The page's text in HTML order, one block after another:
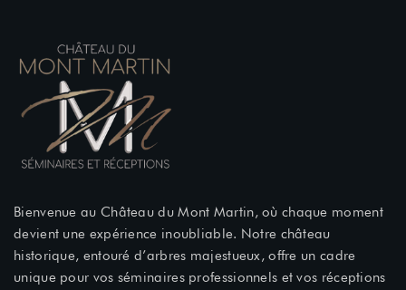
Bienvenue au Château du Mont Martin, où chaque moment
devient une expérience inoubliable. Notre château
historique, entouré d’arbres majestueux, offre un cadre
unique pour vos séminaires professionnels et vos réceptions